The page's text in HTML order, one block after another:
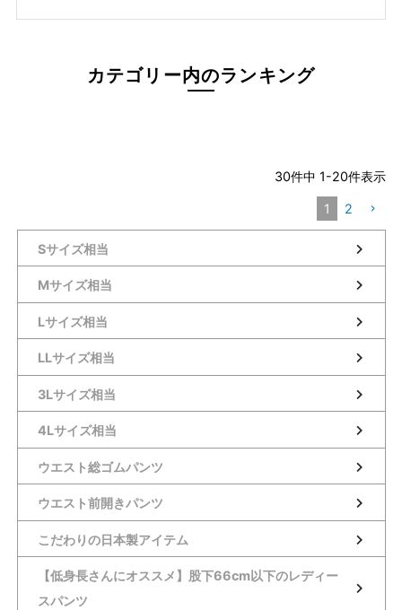
カテゴリー内のランキング
30件中 1-20件表示
1 2
Sサイズ相当
Mサイズ相当
Lサイズ相当
LLサイズ相当
3Lサイズ相当
4Lサイズ相当
ウエスト総ゴムパンツ
ウエスト前開きパンツ
こだわりの日本製アイテム
【低身長さんにオススメ】股下66cm以下のレディー
スパンツ